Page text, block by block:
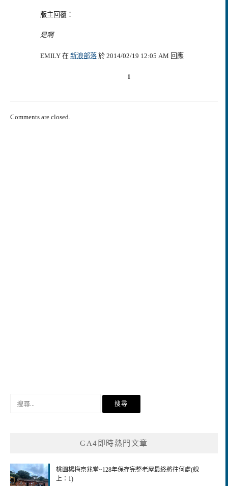
版主回覆：
是啊
EMILY 在 新浪部落 於 2014/02/19 12:05 AM 回應
1
Comments are closed.
GA4即時熱門文章
桃園楊梅京兆堂~128年保存完整老屋最終將往何處(線
上：1)